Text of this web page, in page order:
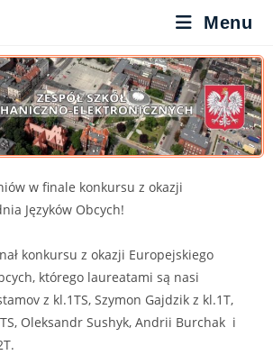
narzędzi
Menu
w finale konkursu z okazji
Języków Obcych!
konkursu z okazji Europejskiego
którego laureatami są nasi
z kl.1TS, Szymon Gajdzik z kl.1T,
Oleksandr Sushyk, Andrii Burchak i